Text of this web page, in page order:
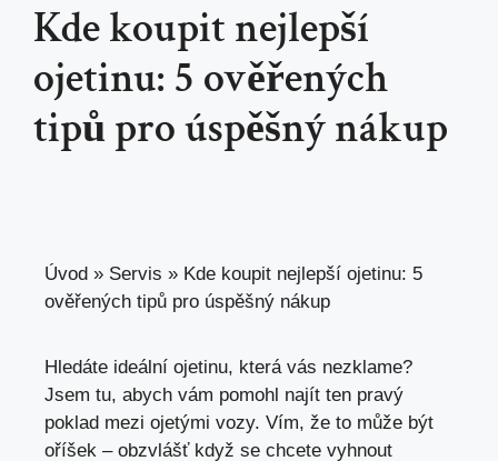
Kde koupit nejlepší
ojetinu: 5 ověřených
tipů pro úspěšný nákup
Úvod » Servis » Kde koupit nejlepší ojetinu: 5
ověřených tipů pro úspěšný nákup
Hledáte ideální ojetinu, která vás nezklame?
Jsem tu, abych vám pomohl najít ten pravý
poklad mezi ojetými vozy. Vím, že to může být
oříšek – obzvlášť když se chcete vyhnout